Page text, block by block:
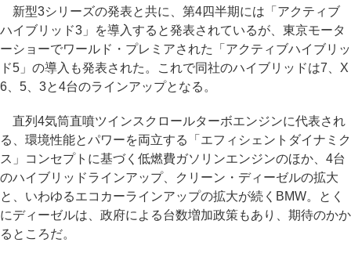
新型3シリーズの発表と共に、第4四半期には「アクティブ
ハイブリッド3」を導入すると発表されているが、東京モータ
ーショーでワールド・プレミアされた「アクティブハイブリッ
ド5」の導入も発表された。これで同社のハイブリッドは7、X
6、5、3と4台のラインアップとなる。
直列4気筒直噴ツインスクロールターボエンジンに代表され
る、環境性能とパワーを両立する「エフィシェントダイナミク
ス」コンセプトに基づく低燃費ガソリンエンジンのほか、4台
のハイブリッドラインアップ、クリーン・ディーゼルの拡大
と、いわゆるエコカーラインアップの拡大が続くBMW。とく
にディーゼルは、政府による台数増加政策もあり、期待のかか
るところだ。